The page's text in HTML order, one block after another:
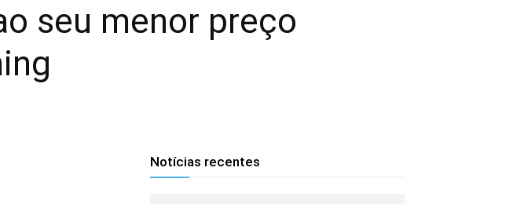
seu menor preço
Notícias recentes